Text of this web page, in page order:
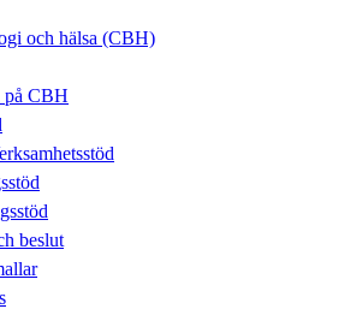
och hälsa (CBH)
på CBH
beslut